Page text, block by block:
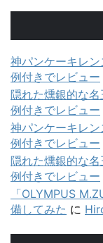
神パンケーキレ
例付きでレビュー
隠れた燻銀的な
例付きでレビュー
神パンケーキレ
例付きでレビュー
隠れた燻銀的な
例付きでレビュー
「OLYMPUS
備してみた に